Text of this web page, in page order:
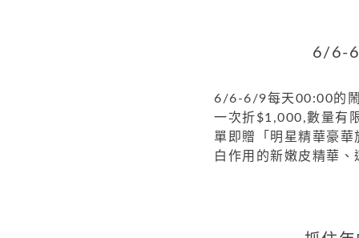
6/6-
6/6-6/9每天00:00的
一次折$1,000,數量有
單即贈「明星精華豪
白作用的新嫩皮精華